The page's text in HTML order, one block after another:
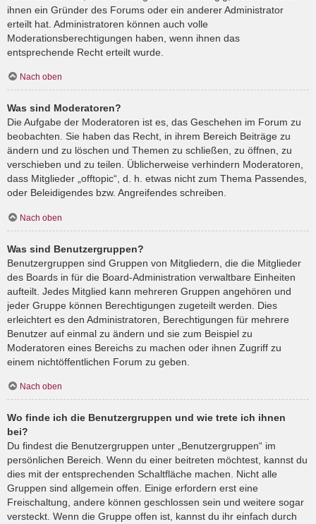
ihnen ein Gründer des Forums oder ein anderer Administrator
erteilt hat. Administratoren können auch volle
Moderationsberechtigungen haben, wenn ihnen das
entsprechende Recht erteilt wurde.
Nach oben
Was sind Moderatoren?
Die Aufgabe der Moderatoren ist es, das Geschehen im Forum zu
beobachten. Sie haben das Recht, in ihrem Bereich Beiträge zu
ändern und zu löschen und Themen zu schließen, zu öffnen, zu
verschieben und zu teilen. Üblicherweise verhindern Moderatoren,
dass Mitglieder „offtopic“, d. h. etwas nicht zum Thema Passendes,
oder Beleidigendes bzw. Angreifendes schreiben.
Nach oben
Was sind Benutzergruppen?
Benutzergruppen sind Gruppen von Mitgliedern, die die Mitglieder
des Boards in für die Board-Administration verwaltbare Einheiten
aufteilt. Jedes Mitglied kann mehreren Gruppen angehören und
jeder Gruppe können Berechtigungen zugeteilt werden. Dies
erleichtert es den Administratoren, Berechtigungen für mehrere
Benutzer auf einmal zu ändern und sie zum Beispiel zu
Moderatoren eines Bereichs zu machen oder ihnen Zugriff zu
einem nichtöffentlichen Forum zu geben.
Nach oben
Wo finde ich die Benutzergruppen und wie trete ich ihnen
bei?
Du findest die Benutzergruppen unter „Benutzergruppen“ im
persönlichen Bereich. Wenn du einer beitreten möchtest, kannst du
dies mit der entsprechenden Schaltfläche machen. Nicht alle
Gruppen sind allgemein offen. Einige erfordern erst eine
Freischaltung, andere können geschlossen sein und weitere sogar
versteckt. Wenn die Gruppe offen ist, kannst du ihr einfach durch